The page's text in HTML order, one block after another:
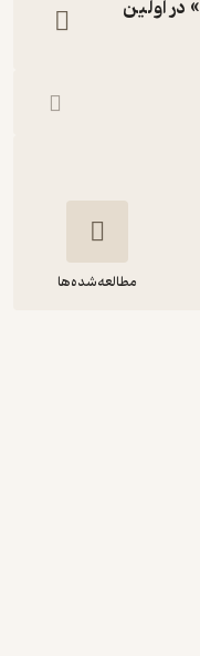
تخفیف با کد «HIFIDIBO» در اولین
مطالعه‌شده‌ها